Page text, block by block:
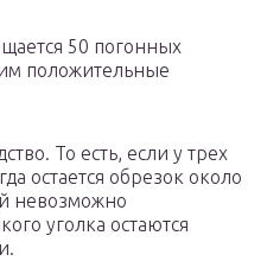
50 погонных
положительные
То есть, если у трех
остается обрезок около
невозможно
уголка остаются